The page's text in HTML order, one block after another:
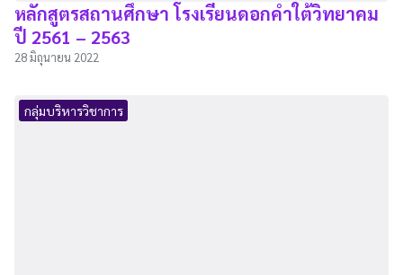
หลักสูตรสถานศึกษา โรงเรียนดอกคำใต้วิทยาคม
ปี 2561 – 2563
28 มิถุนายน 2022
กลุ่มบริหารวิชาการ